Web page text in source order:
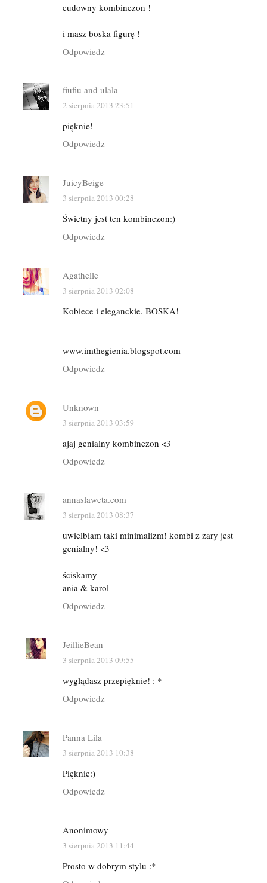
cudowny kombinezon !
i masz boska figurę !
Odpowiedz
fiufiu and ulala
2 sierpnia 2013 23:51
pięknie!
Odpowiedz
JuicyBeige
3 sierpnia 2013 00:28
Świetny jest ten kombinezon:)
Odpowiedz
Agathelle
3 sierpnia 2013 02:08
Kobiece i eleganckie. BOSKA!
www.imthegienia.blogspot.com
Odpowiedz
Unknown
3 sierpnia 2013 03:59
ajaj genialny kombinezon <3
Odpowiedz
annaslaweta.com
3 sierpnia 2013 08:37
uwielbiam taki minimalizm! kombi z zary jest
genialny! <3
ściskamy
ania & karol
Odpowiedz
JeillieBean
3 sierpnia 2013 09:55
wyglądasz przepięknie! : *
Odpowiedz
Panna Lila
3 sierpnia 2013 10:38
Pięknie:)
Odpowiedz
Anonimowy
3 sierpnia 2013 11:44
Prosto w dobrym stylu :*